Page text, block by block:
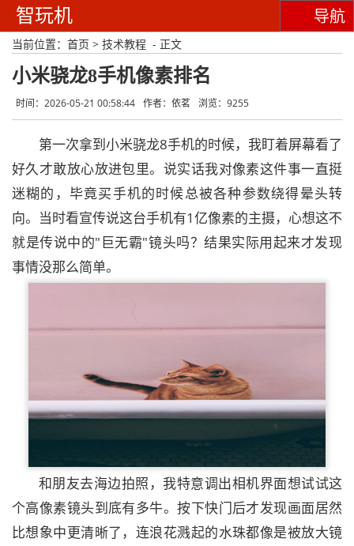
智玩机 导航
当前位置： 首页 > 技术教程 - 正文
小米骁龙8手机像素排名
时间：2026-05-21 00:58:44 作者：依茗 浏览：9255
第一次拿到小米骁龙8手机的时候，我盯着屏幕看了
好久才敢放心放进包里。说实话我对像素这件事一直挺
迷糊的，毕竟买手机的时候总被各种参数绕得晕头转
向。当时看宣传说这台手机有1亿像素的主摄，心想这不
就是传说中的"巨无霸"镜头吗？结果实际用起来才发现
事情没那么简单。
和朋友去海边拍照，我特意调出相机界面想试试这
个高像素镜头到底有多牛。按下快门后才发现画面居然
比想象中更清晰了，连浪花溅起的水珠都像是被放大镜